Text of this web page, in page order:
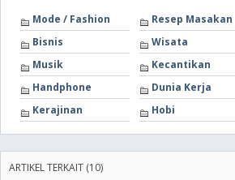
Mode / Fashion
Resep Masakan
Bisnis
Wisata
Musik
Kecantikan
Handphone
Dunia Kerja
Kerajinan
Hobi
ARTIKEL TERKAIT (10)